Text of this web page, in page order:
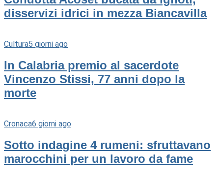
disservizi idrici in mezza Biancavilla
Cultura5 giorni ago
In Calabria premio al sacerdote
Vincenzo Stissi, 77 anni dopo la
morte
Cronaca6 giorni ago
Sotto indagine 4 rumeni: sfruttavano
marocchini per un lavoro da fame